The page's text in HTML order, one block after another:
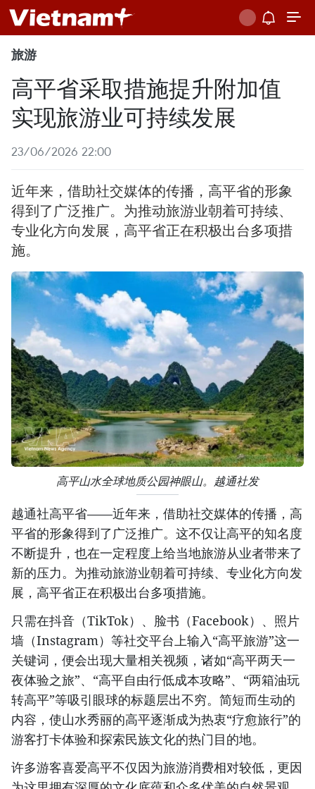
旅游
高平省采取措施提升附加值
实现旅游业可持续发展
23/06/2026 22:00
近年来，借助社交媒体的传播，高平省的形象
得到了广泛推广。为推动旅游业朝着可持续、
专业化方向发展，高平省正在积极出台多项措
施。
高平山水全球地质公园神眼山。越通社发
越通社高平省——近年来，借助社交媒体的传播，高
平省的形象得到了广泛推广。这不仅让高平的知名度
不断提升，也在一定程度上给当地旅游从业者带来了
新的压力。为推动旅游业朝着可持续、专业化方向发
展，高平省正在积极出台多项措施。
只需在抖音（TikTok）、脸书（Facebook）、照片
墙（Instagram）等社交平台上输入“高平旅游”这一
关键词，便会出现大量相关视频，诸如“高平两天一
夜体验之旅”、“高平自由行低成本攻略”、“两箱油玩
转高平”等吸引眼球的标题层出不穷。简短而生动的
内容，使山水秀丽的高平逐渐成为热衷“疗愈旅行”的
游客打卡体验和探索民族文化的热门目的地。
许多游客喜爱高平不仅因为旅游消费相对较低，更因